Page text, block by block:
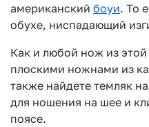
американский боуи. То
обухе, ниспадающий
Как и любой нож из
плоскими ножнами из
также найдете темляк
для ношения на шее и
поясе.